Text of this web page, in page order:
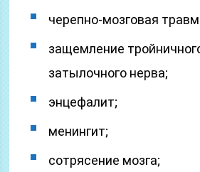
черепно-мозговая
защемление
затылочного нерва;
энцефалит;
менингит;
сотрясение мозга;